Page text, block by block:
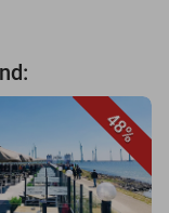
48%